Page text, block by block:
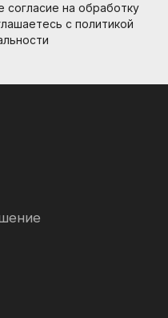
согласие на обработку
c политикой